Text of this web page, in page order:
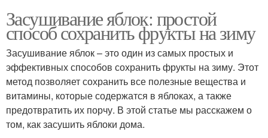
Засушивание яблок: простой
способ сохранить фрукты на зиму
Засушивание яблок – это один из самых простых и
эффективных способов сохранить фрукты на зиму. Этот
метод позволяет сохранить все полезные вещества и
витамины, которые содержатся в яблоках, а также
предотвратить их порчу. В этой статье мы расскажем о
том, как засушить яблоки дома.